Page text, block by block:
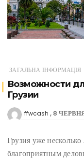
ЗАГАЛЬНА ІНФОРМАЦІЯ
Возможности
Грузии
ffwcash 8
Грузия уже
благоприятным